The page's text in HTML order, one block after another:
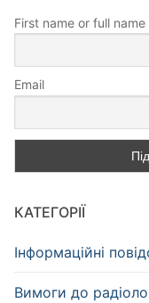
First name or full name
Email
КАТЕГОРІЇ
Інформаційні
Вимоги до